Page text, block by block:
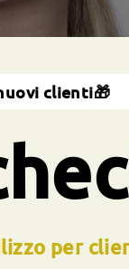
clienti🎁
per